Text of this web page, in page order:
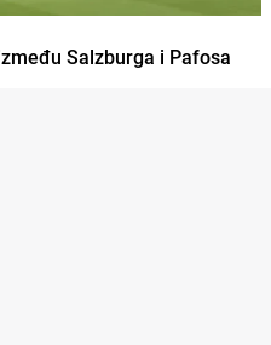
Salzburga i Pafosa